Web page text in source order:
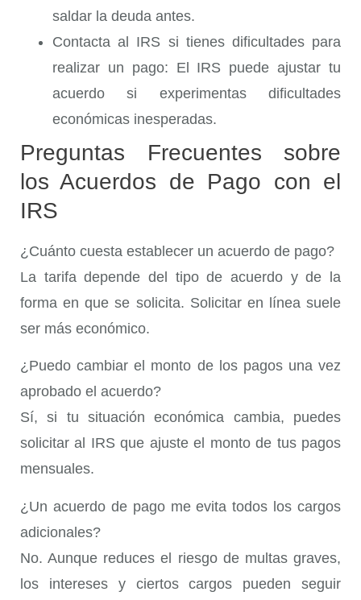
saldar la deuda antes.
Contacta al IRS si tienes dificultades para
realizar un pago: El IRS puede ajustar tu
acuerdo si experimentas dificultades
económicas inesperadas.
Preguntas Frecuentes sobre
los Acuerdos de Pago con el
IRS
¿Cuánto cuesta establecer un acuerdo de pago?
La tarifa depende del tipo de acuerdo y de la
forma en que se solicita. Solicitar en línea suele
ser más económico.
¿Puedo cambiar el monto de los pagos una vez
aprobado el acuerdo?
Sí, si tu situación económica cambia, puedes
solicitar al IRS que ajuste el monto de tus pagos
mensuales.
¿Un acuerdo de pago me evita todos los cargos
adicionales?
No. Aunque reduces el riesgo de multas graves,
los intereses y ciertos cargos pueden seguir